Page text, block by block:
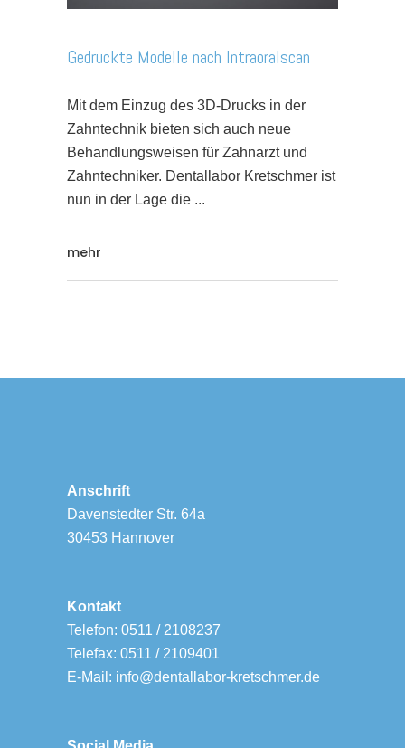
Gedruckte Modelle nach Intraoralscan
Mit dem Einzug des 3D-Drucks in der
Zahntechnik bieten sich auch neue
Behandlungsweisen für Zahnarzt und
Zahntechniker. Dentallabor Kretschmer ist
nun in der Lage die
mehr
Anschrift
Davenstedter Str. 64a
30453 Hannover
Kontakt
Telefon: 0511 / 2108237
Telefax: 0511 / 2109401
E-Mail: info@dentallabor-kretschmer.de